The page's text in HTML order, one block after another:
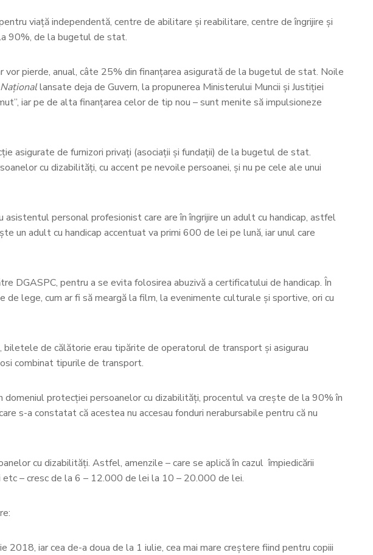
viață independentă, centre de abilitare și reabilitare, centre de îngrijire și
90%, de la bugetul de stat.
pierde, anual, câte 25% din finanțarea asigurată de la bugetul de stat. Noile
lansate deja de Guvern, la propunerea Ministerului Muncii și Justiției
iar pe de alta finanțarea celor de tip nou – sunt menite să impulsioneze
asigurate de furnizori privați (asociații și fundații) de la bugetul de stat.
cu dizabilități, cu accent pe nevoile persoanei, și nu pe cele ale unui
personal profesionist care are în îngrijire un adult cu handicap, astfel
un adult cu handicap accentuat va primi 600 de lei pe lună, iar unul care
DGASPC, pentru a se evita folosirea abuzivă a certificatului de handicap. În
lege, cum ar fi să meargă la film, la evenimente culturale și sportive, ori cu
de călătorie erau tipărite de operatorul de transport și asigurau
combinat tipurile de transport.
protecției persoanelor cu dizabilități, procentul va crește de la 90% în
s-a constatat că acestea nu accesau fonduri nerabursabile pentru că nu
cu dizabilități. Astfel, amenzile – care se aplică în cazul împiedicării
– cresc de la 6 – 12.000 de lei la 10 – 20.000 de lei.
iar cea de-a doua de la 1 iulie, cea mai mare creștere fiind pentru copiii